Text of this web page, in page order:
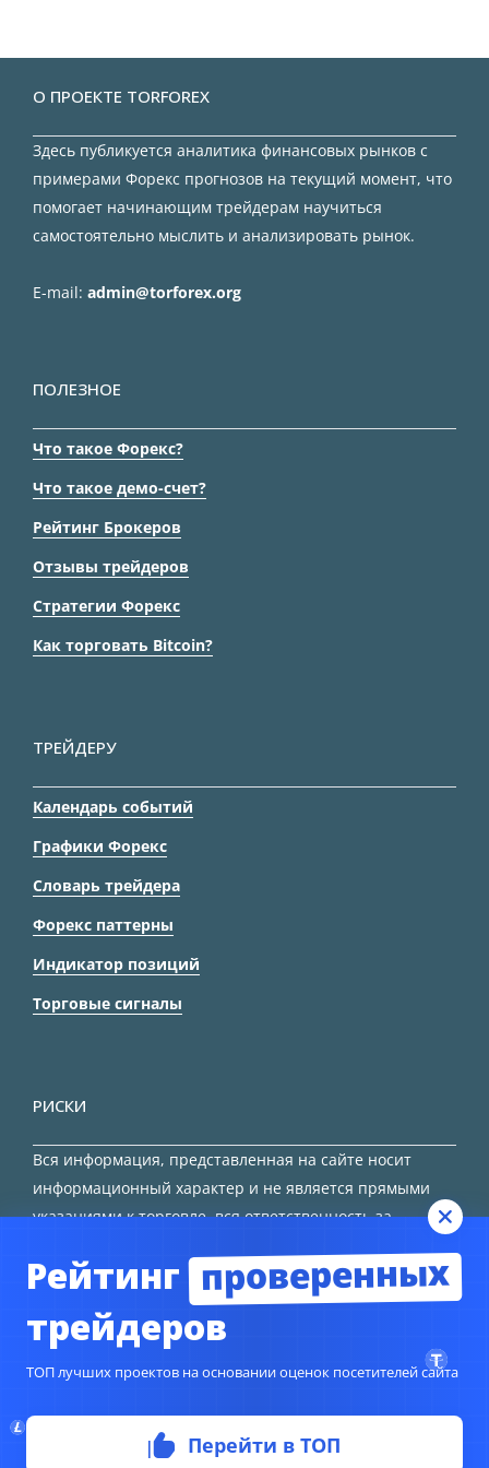
О ПРОЕКТЕ TORFOREX
Здесь публикуется аналитика финансовых рынков с
примерами Форекс прогнозов на текущий момент, что
помогает начинающим трейдерам научиться
самостоятельно мыслить и анализировать рынок.
E-mail: admin@torforex.org
ПОЛЕЗНОЕ
Что такое Форекс?
Что такое демо-счет?
Рейтинг Брокеров
Отзывы трейдеров
Стратегии Форекс
Как торговать Bitcoin?
ТРЕЙДЕРУ
Календарь событий
Графики Форекс
Словарь трейдера
Форекс паттерны
Индикатор позиций
Торговые сигналы
РИСКИ
Вся информация, представленная на сайте носит
информационный характер и не является прямыми
указаниями к торговле, вся ответственность за
© Copyright 2024TORFOREX.COM
Рейтинг проверенных
трейдеров
ТОП лучших проектов на основании оценок посетителей сайта
Перейти в ТОП